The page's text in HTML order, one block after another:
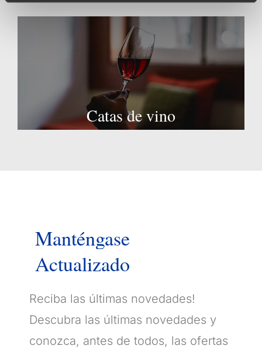
Catas de vino
Manténgase
Actualizado
Reciba las últimas novedades!
Descubra las últimas novedades y
conozca, antes de todos, las ofertas